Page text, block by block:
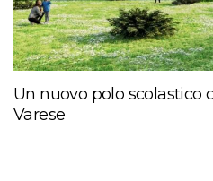
Un nuovo polo scolastico
Varese